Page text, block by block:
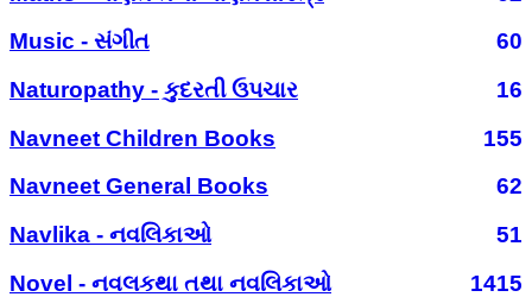
Music - સંગીત
60
Naturopathy - કુદરતી ઉપચાર
16
Navneet Children Books
155
Navneet General Books
62
Navlika - નવલિકાઓ
51
Novel - નવલકથા તથા નવલિકાઓ
1415